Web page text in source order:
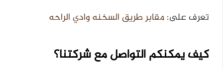
تعرف على:مقابر طريق السخنه وادي الراحه
كيف يمكنكم التواصل مع شركتنا؟